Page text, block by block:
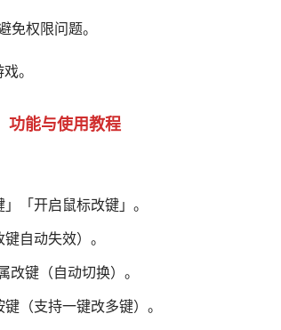
权限问题。
。
功能与使用教程
「开启鼠标改键」。
自动失效）。
键（自动切换）。
（支持一键改多键）。